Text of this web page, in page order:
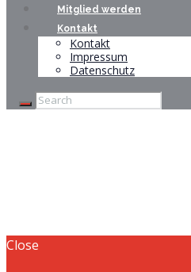
Mitglied werden
Kontakt
Kontakt
Impressum
Datenschutz
Close